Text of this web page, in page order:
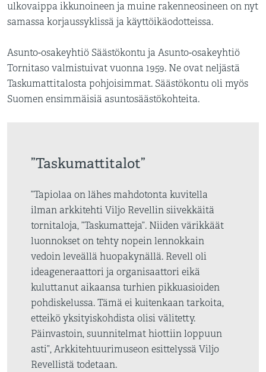
ulkovaippa ikkunoineen ja muine rakenneosineen on nyt
samassa korjaussyklissä ja käyttöikäodotteissa.
Asunto-osakeyhtiö Säästökontu ja Asunto-osakeyhtiö
Tornitaso valmistuivat vuonna 1959. Ne ovat neljästä
Taskumattitalosta pohjoisimmat. Säästökontu oli myös
Suomen ensimmäisiä asuntosäästökohteita.
”Taskumattitalot”
”Tapiolaa on lähes mahdotonta kuvitella
ilman arkkitehti Viljo Revellin siivekkäitä
tornitaloja, ”Taskumatteja”. Niiden värikkäät
luonnokset on tehty nopein lennokkain
vedoin leveällä huopakynällä. Revell oli
ideageneraattori ja organisaattori eikä
kuluttanut aikaansa turhien pikkuasioiden
pohdiskelussa. Tämä ei kuitenkaan tarkoita,
etteikö yksityiskohdista olisi välitetty.
Päinvastoin, suunnitelmat hiottiin loppuun
asti”, Arkkitehtuurimuseon esittelyssä Viljo
Revellistä todetaan.